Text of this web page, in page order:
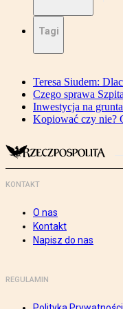
Tagi
Teresa Siudem:
Czego sprawa
Inwestycja na
Kopiować czy nie?
KONTAKT
O nas
Kontakt
Napisz do nas
REGULAMIN